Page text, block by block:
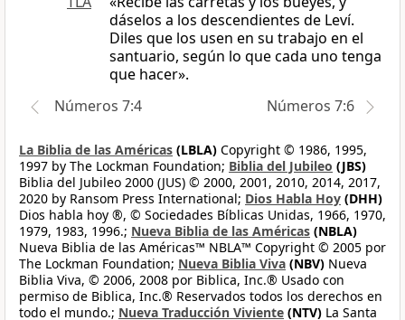
dáselos a los descendientes de Leví.
Diles que los usen en su trabajo en el
santuario, según lo que cada uno tenga
que hacer».
Números 7:4
Números 7:6
La Biblia de las Américas (LBLA) Copyright © 1986, 1995,
1997 by The Lockman Foundation; Biblia del Jubileo (JBS)
Biblia del Jubileo 2000 (JUS) © 2000, 2001, 2010, 2014, 2017,
2020 by Ransom Press International; Dios Habla Hoy (DHH)
Dios habla hoy ®, © Sociedades Bíblicas Unidas, 1966, 1970,
1979, 1983, 1996.; Nueva Biblia de las Américas (NBLA)
Nueva Biblia de las Américas™ NBLA™ Copyright © 2005 por
The Lockman Foundation; Nueva Biblia Viva (NBV) Nueva
Biblia Viva, © 2006, 2008 por Biblica, Inc.® Usado con
permiso de Biblica, Inc.® Reservados todos los derechos en
todo el mundo.; Nueva Traducción Viviente (NTV) La Santa